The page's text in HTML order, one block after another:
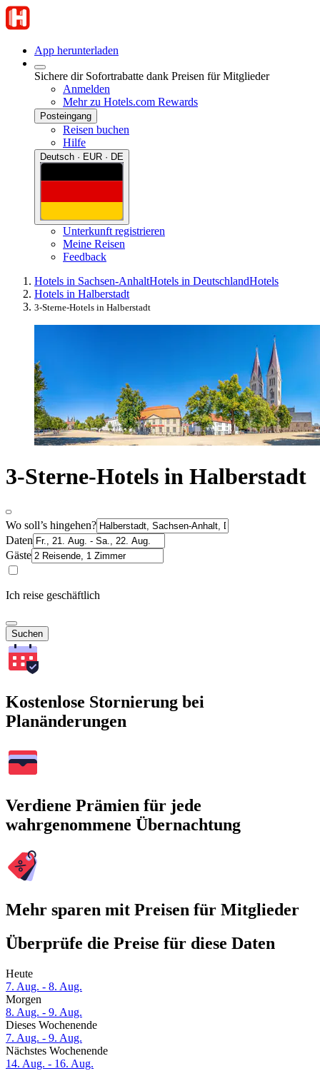
App herunterladen
Sichere dir Sofortrabatte dank Preisen für Mitglieder
Anmelden
Mehr zu Hotels.com Rewards
Posteingang
Reisen buchen
Hilfe
Deutsch · EUR · DE
Unterkunft registrieren
Meine Reisen
Feedback
Hotels in Sachsen-AnhaltHotels in DeutschlandHotels
Hotels in Halberstadt
3-Sterne-Hotels in Halberstadt
3-Sterne-Hotels in Halberstadt
Wo soll’s hingehen?
Daten
Gäste
Ich reise geschäftlich
Suchen
Kostenlose Stornierung bei
Planänderungen
Verdiene Prämien für jede
wahrgenommene Übernachtung
Mehr sparen mit Preisen für Mitglieder
Überprüfe die Preise für diese Daten
Heute
7. Aug. - 8. Aug.
Morgen
8. Aug. - 9. Aug.
Dieses Wochenende
7. Aug. - 9. Aug.
Nächstes Wochenende
14. Aug. - 16. Aug.